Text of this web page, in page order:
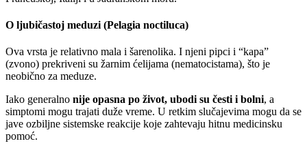
O ljubičastoj meduzi (Pelagia noctiluca)
Ova vrsta je relativno mala i šarenolika. I njeni pipci i “kapa”
(zvono) prekriveni su žarnim ćelijama (nematocistama), što je
neobično za meduze.
Iako generalno nije opasna po život, ubodi su česti i bolni, a
simptomi mogu trajati duže vreme. U retkim slučajevima mogu da se
jave ozbiljne sistemske reakcije koje zahtevaju hitnu medicinsku
pomoć.